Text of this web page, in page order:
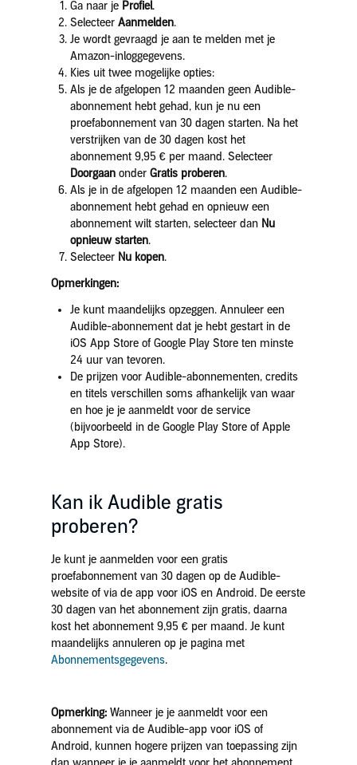
Ga naar je Profiel.
Selecteer Aanmelden.
Je wordt gevraagd je aan te melden met je
Amazon-inloggegevens.
Kies uit twee mogelijke opties:
Als je de afgelopen 12 maanden geen Audible-
abonnement hebt gehad, kun je nu een
proefabonnement van 30 dagen starten. Na het
verstrijken van de 30 dagen kost het
abonnement 9,95 € per maand. Selecteer
Doorgaan onder Gratis proberen.
Als je in de afgelopen 12 maanden een Audible-
abonnement hebt gehad en opnieuw een
abonnement wilt starten, selecteer dan Nu
opnieuw starten.
Selecteer Nu kopen.
Opmerkingen:
Je kunt maandelijks opzeggen. Annuleer een
Audible-abonnement dat je hebt gestart in de
iOS App Store of Google Play Store ten minste
24 uur van tevoren.
De prijzen voor Audible-abonnementen, credits
en titels verschillen soms afhankelijk van waar
en hoe je je aanmeldt voor de service
(bijvoorbeeld in de Google Play Store of Apple
App Store).
Kan ik Audible gratis
proberen?
Je kunt je aanmelden voor een gratis
proefabonnement van 30 dagen op de Audible-
website of via de app voor iOS en Android. De eerste
30 dagen van het abonnement zijn gratis, daarna
kost het abonnement 9,95 € per maand. Je kunt
maandelijks annuleren op je pagina met
Abonnementsgegevens.
Opmerking:Wanneer je je aanmeldt voor een
abonnement via de Audible-app voor iOS of
Android, kunnen hogere prijzen van toepassing zijn